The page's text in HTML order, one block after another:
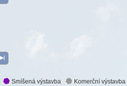
Smíšená výstavba Komerční výstavba